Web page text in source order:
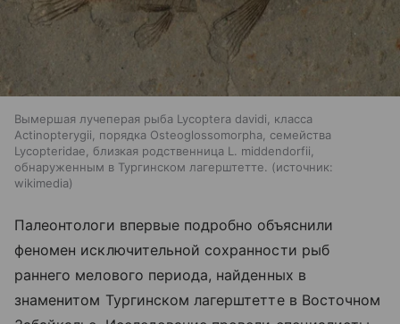
Вымершая лучеперая рыба Lycoptera davidi, класса
Actinopterygii, порядка Osteoglossomorpha, семейства
Lycopteridae, близкая родственница L. middendorfii,
обнаруженным в Тургинском лагерштетте.
источник:
wikimedia
Палеонтологи впервые подробно объяснили
феномен исключительной сохранности рыб
раннего мелового периода, найденных в
знаменитом Тургинском лагерштетте в Восточном